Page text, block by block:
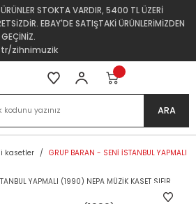
STOKTA VARDIR, 5400 TL ÜZERİ
EBAY'DE SATIŞTAKİ ÜRÜNLERİMİZDEN
zihnimuzik
ARA
kasetler GRUP BARAN - SENİ İSTANBUL YAPMALI